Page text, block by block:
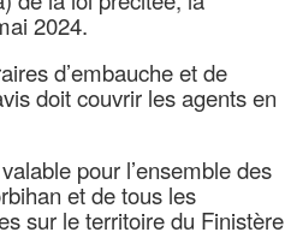
2024.
d’embauche et de
doit couvrir les agents en
pour l’ensemble des
et de tous les
sur le territoire du